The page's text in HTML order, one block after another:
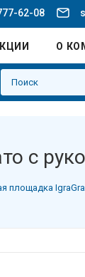
62-08
О
с
площадка